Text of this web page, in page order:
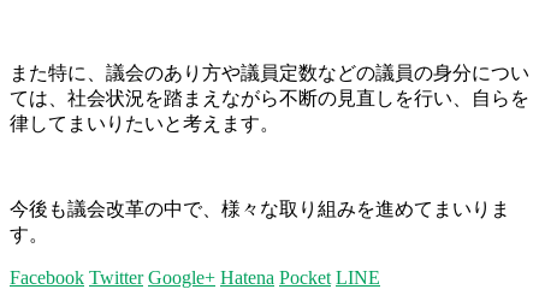
また特に、議会のあり方や議員定数などの議員の身分につい
ては、社会状況を踏まえながら不断の見直しを行い、自らを
律してまいりたいと考えます。
今後も議会改革の中で、様々な取り組みを進めてまいりま
す。
Facebook Twitter Google+ Hatena Pocket LINE